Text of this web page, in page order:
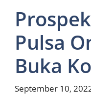
Pulsa
Buka
September 10,